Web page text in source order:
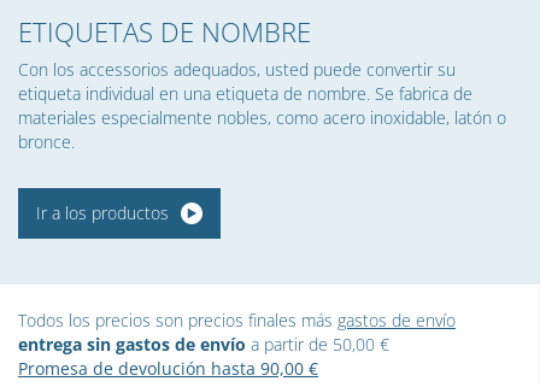
ETIQUETAS DE NOMBRE
Con los accessorios adequados, usted puede convertir su
etiqueta individual en una etiqueta de nombre. Se fabrica de
materiales especialmente nobles, como acero inoxidable, latón o
bronce.
Ir a los productos
Todos los precios son precios finales más gastos de envío
entrega sin gastos de envío a partir de 50,00 €
Promesa de devolución hasta 90,00 €